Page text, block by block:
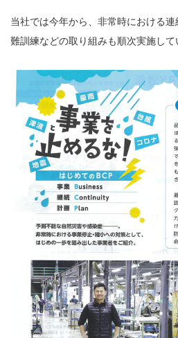
当社では今年から、非常時における
難訓練などの取り組みも順次実施して